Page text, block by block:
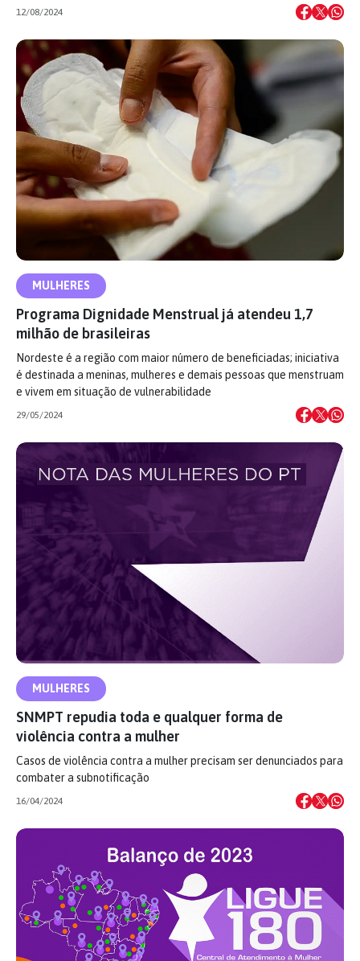
12/08/2024
MULHERES
Programa Dignidade Menstrual já atendeu 1,7
milhão de brasileiras
Nordeste é a região com maior número de beneficiadas; iniciativa
é destinada a meninas, mulheres e demais pessoas que menstruam
e vivem em situação de vulnerabilidade
29/05/2024
MULHERES
SNMPT repudia toda e qualquer forma de
violência contra a mulher
Casos de violência contra a mulher precisam ser denunciados para
combater a subnotificação
16/04/2024